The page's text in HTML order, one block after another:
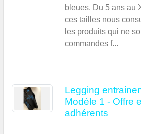
bleues. Du 5 ans au
ces tailles nous
les produits qui ne
commandes f...
Legging
Modèle 1 - Offre
adhérents